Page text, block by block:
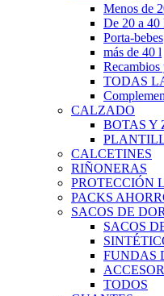
Menos de
De 20 a 40
Porta-bebes
más de 40 l
Recambios
TODAS
CALZADO
BOTAS Y
CALCETINES
RIÑONERAS
PROTECCIÓN
PACKS
SACOS DE
SACOS
FUNDAS
TODOS